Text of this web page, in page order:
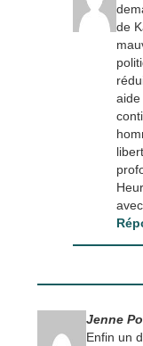
de
aide
Jenne
Enfin un